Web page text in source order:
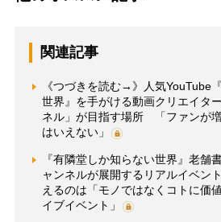
関連記事
《つづきを読む→》人気YouTube
世界』を手がける動画クリエイタ
ネル」が目指す場所 「ファンが
はいえない」
『有隣堂しか知らない世界』老舗
ャンネルが展開するリアルイベ
えるのは「モノではなくコトに価
イブイベント」